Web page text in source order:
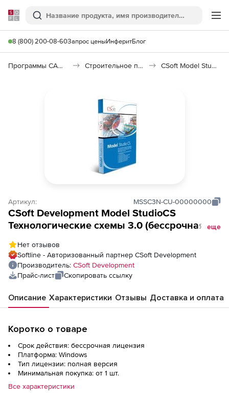
Softline
Поиск
8 (800) 200-08-60Запрос ценыИнферитБлог
Программы САПР и ГИС Строительное программное обеспечение CSoft Model Studio CS Технологические схемы
Артикул: MSSC3N-CU-00000000
CSoft Development Model StudioCS
Технологические схемы 3.0 (бессрочная
часть
еще
Нет отзывов
Softline - Авторизованный партнер CSoft Development
Производитель: CSoft Development
Прайс-лист
Скопировать ссылку
Описание Характеристики Отзывы Доставка и оплата
Коротко о товаре
Срок действия: бессрочная лицензия
Платформа: Windows
Тип лицензии: полная версия
Минимальная покупка: от 1 шт.
Все характеристики